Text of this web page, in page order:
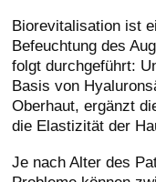
Biorevitalisation ist
Befeuchtung des
folgt durchgeführt:
Basis von
Oberhaut, ergänzt
die Elastizität der
Je nach Alter des